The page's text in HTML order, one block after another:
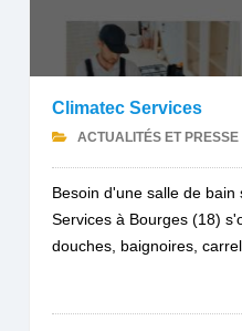
Climatec Services
ACTUALITÉS ET PRESSE
Besoin d'une salle de
Services à Bourges (18)
douches, baignoires,